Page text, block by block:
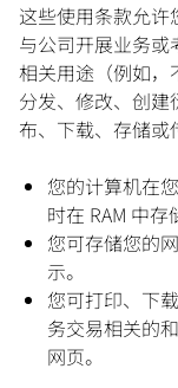
这些使用条款允
与公司开展业务
相关用途（例如，
分发、修改、创
布、下载、存储或
您的计算机在
时在 RAM 中存
您可存储您的
示。
您可打印、下
务交易相关的
网页。